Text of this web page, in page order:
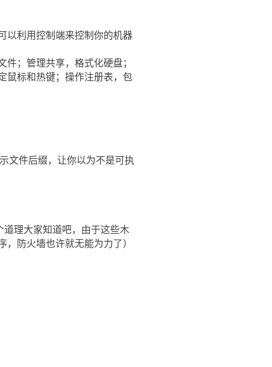
以利用控制端来控制你的机器
；管理共享，格式化硬盘；
鼠标和热键；操作注册表，包
文件后缀，让你以为不是可执
理大家知道吧，由于这些木
防火墙也许就无能为力了）